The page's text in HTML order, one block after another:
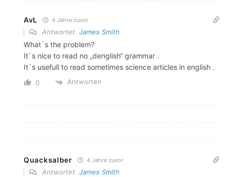
AvL 4 Jahre zuvor
Antwortet James Smith
What`s the problem?
It`s nice to read no „denglish“ grammar .
It`s usefull to read sometimes science articles in english .
0 Antworten
Quacksalber 4 Jahre zuvor
Antwortet James Smith